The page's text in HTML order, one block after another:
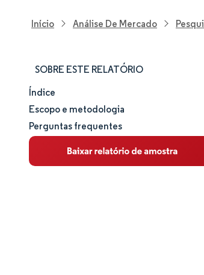
Início Análise De Mercado
SOBRE ESTE RELATÓRIO
Tamanho e participação de mercado
Análise de mercado
Tendências e insights
Índice
Escopo e metodologia
Perguntas frequentes